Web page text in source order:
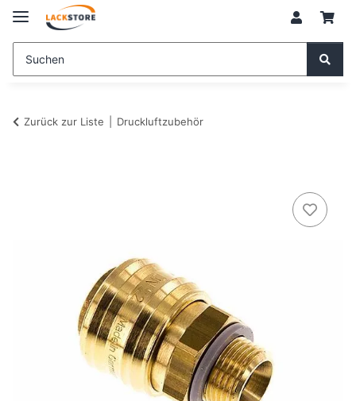
Zurück zur Liste Druckluftzubehör